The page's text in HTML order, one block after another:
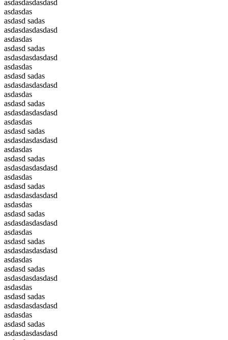
asdasdasdasdasd
asdasdas
asdasd sadas
asdasdasdasdasd
asdasdas
asdasd sadas
asdasdasdasdasd
asdasdas
asdasd sadas
asdasdasdasdasd
asdasdas
asdasd sadas
asdasdasdasdasd
asdasdas
asdasd sadas
asdasdasdasdasd
asdasdas
asdasd sadas
asdasdasdasdasd
asdasdas
asdasd sadas
asdasdasdasdasd
asdasdas
asdasd sadas
asdasdasdasdasd
asdasdas
asdasd sadas
asdasdasdasdasd
asdasdas
asdasd sadas
asdasdasdasdasd
asdasdas
asdasd sadas
asdasdasdasdasd
asdasdas
asdasd sadas
asdasdasdasdasd